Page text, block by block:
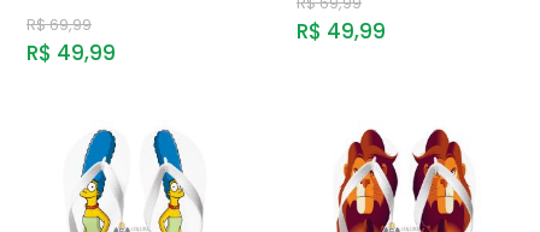
R$ 69,99
R$ 49,99
R$ 49,99